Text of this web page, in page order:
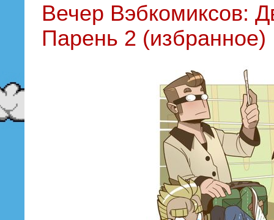
Вечер Вэбкомиксов:
Парень 2 (избранное)